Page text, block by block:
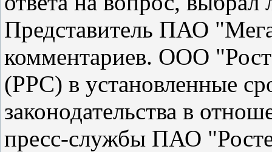
Представитель ПАО
комментариев. ООО
(РРС) в установленные
законодательства в
пресс-службы ПАО